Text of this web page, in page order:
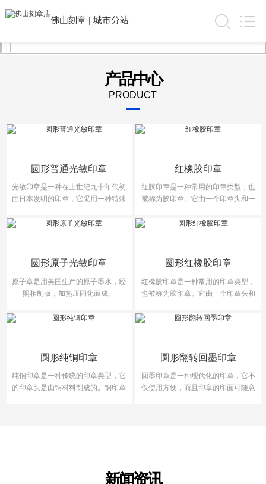
佛山刻章| 城市分站
产品中心
PRODUCT
圆形普通光敏印章
光敏印章是一种在上世纪九十年代初
由日本发明的印章，它采用一种特殊
红橡胶印章
红胶印章是一种常用的印章类型，也
被称为胶印章。它由一个印章头和一
圆形原子光敏印章
原子章是用美国生产的原子墨水，经
照相制版，加热压固化而成。
圆形红橡胶印章
红橡胶印章是一种常用的印章类型，
也被称为胶印章。它由一个印章头和
圆形纯铜印章
纯铜印章是一种传统的印章类型，它
的印章头是由铜材料制成的。铜印章
圆形翻转回墨印章
回墨印章是一种现代化的印章，它不
仅使用方便，而且印章的印面可随意
新闻资讯